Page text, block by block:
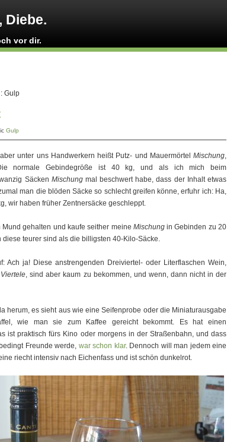
Diebe.
vor dir.
: Gulp
Gulp
unter uns Handwerkern heißt Putz- und Mauermörtel Mischung,
normale Gebindegröße ist 40 kg, und als ich mich beim
Säcken Mischungmal beschwert habe, dass der Inhalt etwas
man die blöden Säcke so schlecht greifen könne, erfuhr ich: Ha,
wir haben früher Zentnersäcke geschleppt.
Mund gehalten und kaufe seither meine Mischungin Gebinden zu 20
diese teurer sind als die billigsten 40-Kilo-Säcke.
Ach ja! Diese anstrengenden Dreiviertel- oder Literflaschen Wein,
Viertele, sind aber kaum zu bekommen, und wenn, dann nicht in der
herum, es sieht aus wie eine Seifenprobe oder die Miniaturausgabe
wie man sie zum Kaffee gereicht bekommt. Es hat einen
ist praktisch fürs Kino oder morgens in der Straßenbahn, und dass
Freunde werde, war schon klar. Dennoch will man jedem eine
riecht intensiv nach Eichenfass und ist schön dunkelrot.